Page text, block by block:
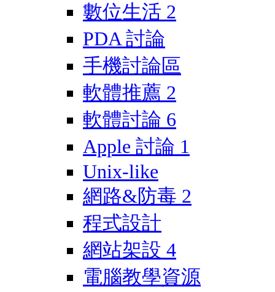
數位生活 2
PDA 討論
手機討論區
軟體推薦 2
軟體討論 6
Apple 討論 1
Unix-like
網路&防毒 2
程式設計
網站架設 4
電腦教學資源